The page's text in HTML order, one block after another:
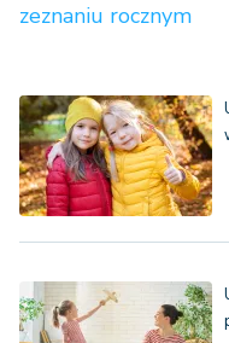
zeznaniu rocznym